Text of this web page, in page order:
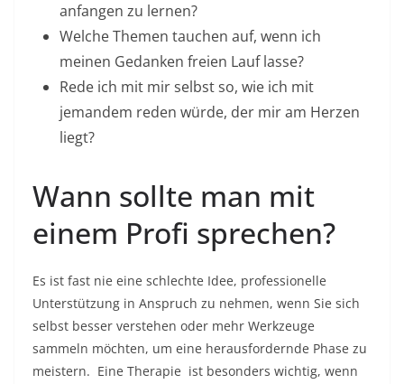
anfangen zu lernen?
Welche Themen tauchen auf, wenn ich
meinen Gedanken freien Lauf lasse?
Rede ich mit mir selbst so, wie ich mit
jemandem reden würde, der mir am Herzen
liegt?
Wann sollte man mit
einem Profi sprechen?
Es ist fast nie eine schlechte Idee, professionelle
Unterstützung in Anspruch zu nehmen, wenn Sie sich
selbst besser verstehen oder mehr Werkzeuge
sammeln möchten, um eine herausfordernde Phase zu
meistern. Eine Therapie ist besonders wichtig, wenn